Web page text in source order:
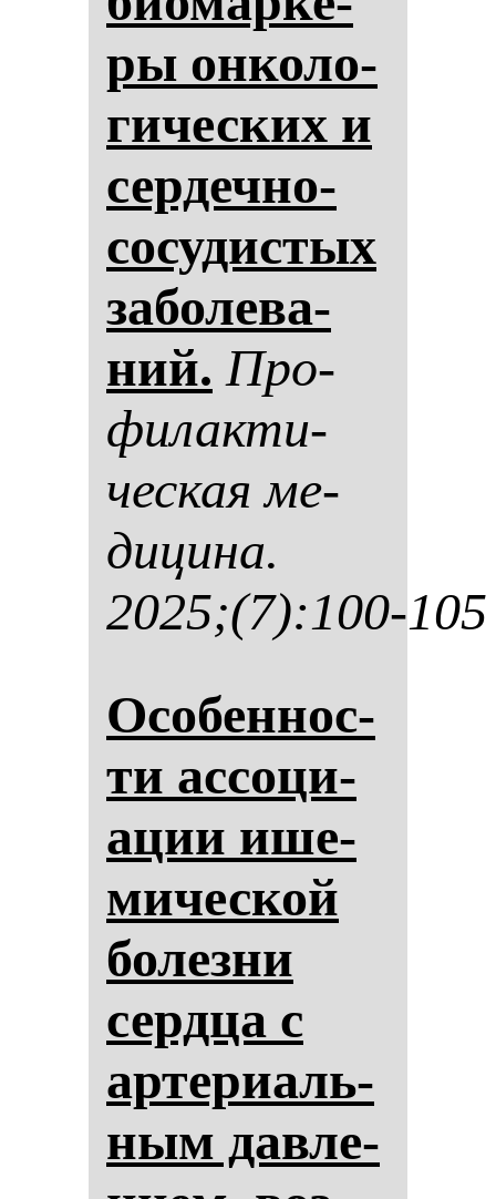
ры он­ко­ло­
ги­чес­ких и
сер­деч­но-
со­су­дис­тых
за­бо­ле­ва­
ний. Про­
фи­лак­ти­
чес­кая ме­
ди­ци­на.
2025;(7):100-105
Осо­бен­нос­
ти ас­со­ци­
ации ише­
ми­чес­кой
бо­лез­ни
сер­дца с
ар­те­ри­аль­
ным дав­ле­